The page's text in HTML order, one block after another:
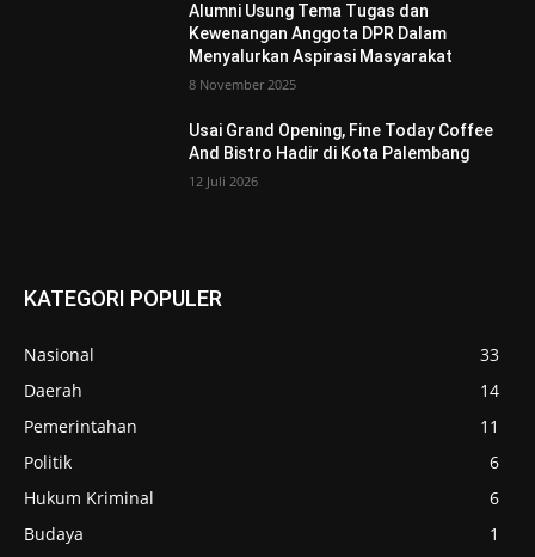
Alumni Usung Tema Tugas dan
Kewenangan Anggota DPR Dalam
Menyalurkan Aspirasi Masyarakat
8 November 2025
Usai Grand Opening, Fine Today Coffee
And Bistro Hadir di Kota Palembang
12 Juli 2026
KATEGORI POPULER
Nasional
33
Daerah
14
Pemerintahan
11
Politik
6
Hukum Kriminal
6
Budaya
1